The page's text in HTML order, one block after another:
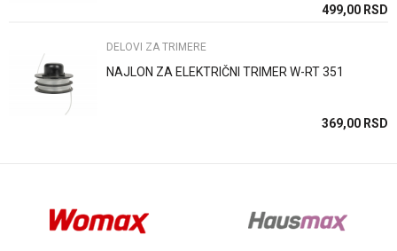
499,00 RSD
DELOVI ZA TRIMERE
NAJLON ZA ELEKTRIČNI TRIMER W-RT 351
369,00 RSD